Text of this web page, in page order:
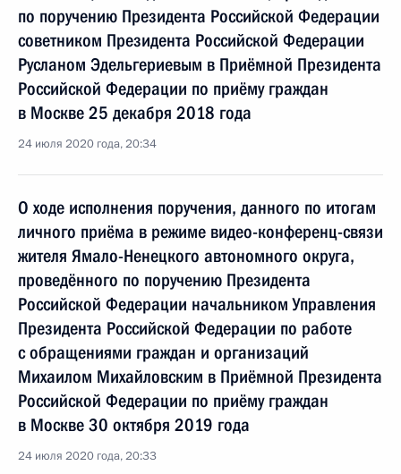
по поручению Президента Российской Федерации
советником Президента Российской Федерации
Русланом Эдельгериевым в Приёмной Президента
Российской Федерации по приёму граждан
в Москве 25 декабря 2018 года
24 июля 2020 года, 20:34
О ходе исполнения поручения, данного по итогам
личного приёма в режиме видео-конференц-связи
жителя Ямало-Ненецкого автономного округа,
проведённого по поручению Президента
Российской Федерации начальником Управления
Президента Российской Федерации по работе
с обращениями граждан и организаций
Михаилом Михайловским в Приёмной Президента
Российской Федерации по приёму граждан
в Москве 30 октября 2019 года
24 июля 2020 года, 20:33